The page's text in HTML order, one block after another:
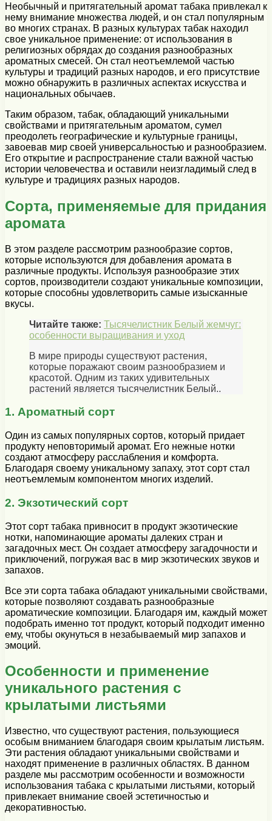
Необычный и притягательный аромат табака привлекал к
нему внимание множества людей, и он стал популярным
во многих странах. В разных культурах табак находил
свое уникальное применение: от использования в
религиозных обрядах до создания разнообразных
ароматных смесей. Он стал неотъемлемой частью
культуры и традиций разных народов, и его присутствие
можно обнаружить в различных аспектах искусства и
национальных обычаев.
Таким образом, табак, обладающий уникальными
свойствами и притягательным ароматом, сумел
преодолеть географические и культурные границы,
завоевав мир своей универсальностью и разнообразием.
Его открытие и распространение стали важной частью
истории человечества и оставили неизгладимый след в
культуре и традициях разных народов.
Сорта, применяемые для придания
аромата
В этом разделе рассмотрим разнообразие сортов,
которые используются для добавления аромата в
различные продукты. Используя разнообразие этих
сортов, производители создают уникальные композиции,
которые способны удовлетворить самые изысканные
вкусы.
Читайте также: Тысячелистник Белый жемчуг:
особенности выращивания и уход
В мире природы существуют растения,
которые поражают своим разнообразием и
красотой. Одним из таких удивительных
растений является тысячелистник Белый..
1. Ароматный сорт
Один из самых популярных сортов, который придает
продукту неповторимый аромат. Его нежные нотки
создают атмосферу расслабления и комфорта.
Благодаря своему уникальному запаху, этот сорт стал
неотъемлемым компонентом многих изделий.
2. Экзотический сорт
Этот сорт табака привносит в продукт экзотические
нотки, напоминающие ароматы далеких стран и
загадочных мест. Он создает атмосферу загадочности и
приключений, погружая вас в мир экзотических звуков и
запахов.
Все эти сорта табака обладают уникальными свойствами,
которые позволяют создавать разнообразные
ароматические композиции. Благодаря им, каждый может
подобрать именно тот продукт, который подходит именно
ему, чтобы окунуться в незабываемый мир запахов и
эмоций.
Особенности и применение
уникального растения с
крылатыми листьями
Известно, что существуют растения, пользующиеся
особым вниманием благодаря своим крылатым листьям.
Эти растения обладают уникальными свойствами и
находят применение в различных областях. В данном
разделе мы рассмотрим особенности и возможности
использования табака с крылатыми листьями, который
привлекает внимание своей эстетичностью и
декоративностью.